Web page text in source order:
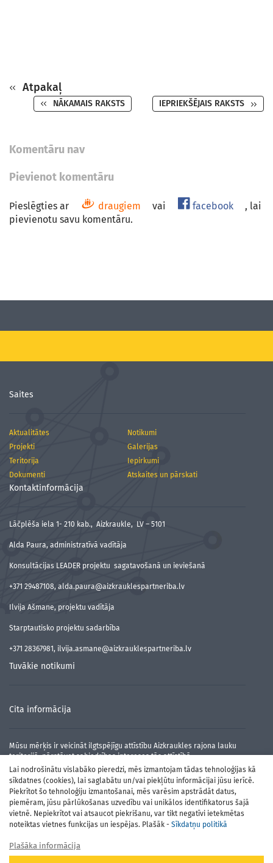
Lai nodrošinātu vislabāko pieredzi, mēs izmantojam tādas tehnoloģijas kā
sīkdatnes (cookies), lai saglabātu un/vai piekļūtu informācijai jūsu ierīcē.
Piekrītot šo tehnoloģiju izmantošanai, mēs varēsim apstrādāt datus,
piemēram, jūsu pārlūkošanas uzvedību vai unikālos identifikatorus šajā
vietnē. Nepiekrītot vai atsaucot piekrišanu, var tikt negatīvi ietekmētas
noteiktas vietnes funkcijas un iespējas. Plašāk - Sīkdatņu politikā
Plašāka informācija
Atpakaļ
NĀKAMAIS RAKSTS IEPRIEKŠĒJAIS RAKSTS
Komentāru nav
Pievienot komentāru
Pieslēgties ar draugiem vai facebook
, lai
pievienotu savu komentāru.
Saites
Aktualitātes
Notikumi
Projekti
Galerijas
Teritorija
Iepirkumi
Dokumenti
Atskaites un pārskati
Kontaktinformācija
Lāčplēša iela 1- 210 kab., Aizkraukle, LV – 5101
Alda Paura, administratīvā vadītāja
Konsultācijas LEADER projektu sagatavošanā un ieviešanā
+371 29487108, alda.paura@aizkrauklespartneriba.lv
Ilvija Ašmane, projektu vadītāja
Starptautisko projektu sadarbība
+371 28367981, ilvija.asmane@aizkrauklespartneriba.lv
Tuvākie notikumi
Cita informācija
Mūsu mērķis ir veicināt ilgtspējīgu attīstību Aizkraukles rajona lauku
teritorijā, pārstāvot sabiedrības intereses tās attīstībā.
Atbalsta Zemkopības ministrija un Lauku atbalsta dienests